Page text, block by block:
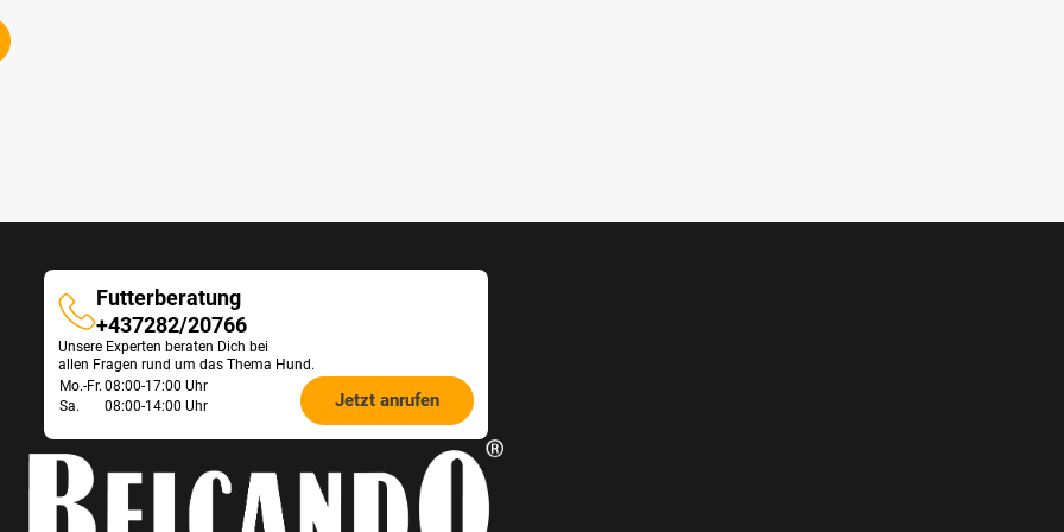
Futterberatung
Futterberatung
+437282/20766
Unsere Experten beraten Dich bei
allen Fragen rund um das Thema Hund.
Öffnungszeiten
Mo.-Fr. 08:00-17:00 Uhr
Sa.
08:00-14:00 Uhr Jetzt anrufen